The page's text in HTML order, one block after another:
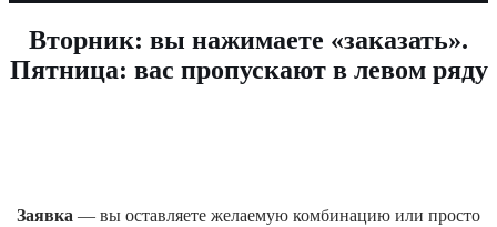
Вторник: вы нажимаете «заказать».
Пятница: вас пропускают в левом ряду
Заявка — вы оставляете желаемую комбинацию или просто